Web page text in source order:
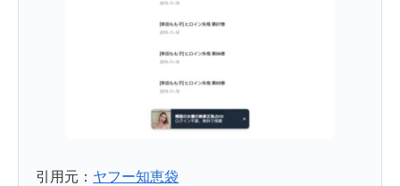
引用元： ヤフー知恵袋